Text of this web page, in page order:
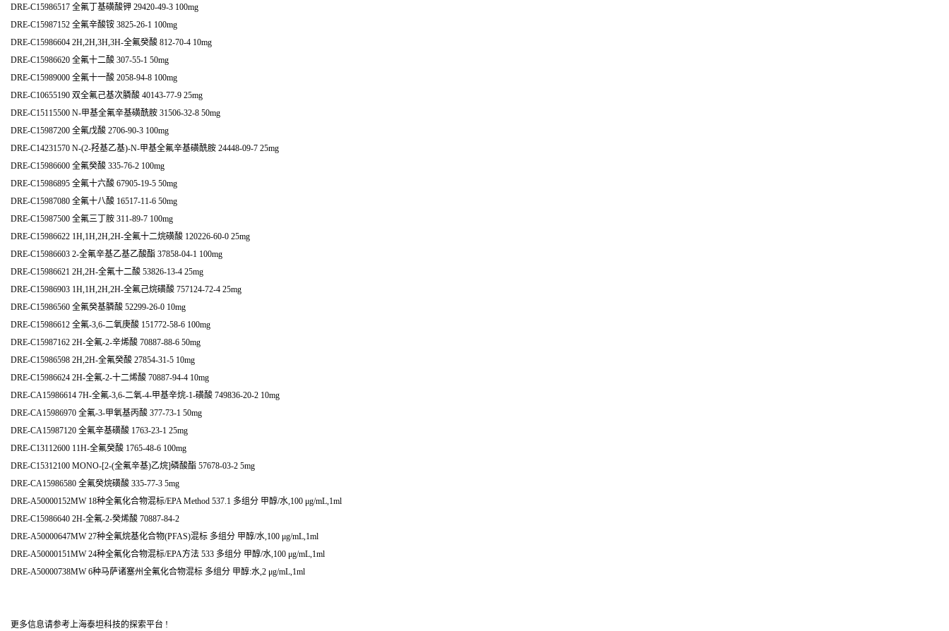
DRE-C15986517 全氟丁基磺酸钾 29420-49-3 100mg
DRE-C15987152 全氟辛酸铵 3825-26-1 100mg
DRE-C15986604 2H,2H,3H,3H-全氟癸酸 812-70-4 10mg
DRE-C15986620 全氟十二酸 307-55-1 50mg
DRE-C15989000 全氟十一酸 2058-94-8 100mg
DRE-C10655190 双全氟己基次膦酸 40143-77-9 25mg
DRE-C15115500 N-甲基全氟辛基磺酰胺 31506-32-8 50mg
DRE-C15987200 全氟戊酸 2706-90-3 100mg
DRE-C14231570 N-(2-羟基乙基)-N-甲基全氟辛基磺酰胺 24448-09-7 25mg
DRE-C15986600 全氟癸酸 335-76-2 100mg
DRE-C15986895 全氟十六酸 67905-19-5 50mg
DRE-C15987080 全氟十八酸 16517-11-6 50mg
DRE-C15987500 全氟三丁胺 311-89-7 100mg
DRE-C15986622 1H,1H,2H,2H-全氟十二烷磺酸 120226-60-0 25mg
DRE-C15986603 2-全氟辛基乙基乙酸酯 37858-04-1 100mg
DRE-C15986621 2H,2H-全氟十二酸 53826-13-4 25mg
DRE-C15986903 1H,1H,2H,2H-全氟己烷磺酸 757124-72-4 25mg
DRE-C15986560 全氟癸基膦酸 52299-26-0 10mg
DRE-C15986612 全氟-3,6-二氧庚酸 151772-58-6 100mg
DRE-C15987162 2H-全氟-2-辛烯酸 70887-88-6 50mg
DRE-C15986598 2H,2H-全氟癸酸 27854-31-5 10mg
DRE-C15986624 2H-全氟-2-十二烯酸 70887-94-4 10mg
DRE-CA15986614 7H-全氟-3,6-二氧-4-甲基辛烷-1-磺酸 749836-20-2 10mg
DRE-CA15986970 全氟-3-甲氧基丙酸 377-73-1 50mg
DRE-CA15987120 全氟辛基磺酸 1763-23-1 25mg
DRE-C13112600 11H-全氟癸酸 1765-48-6 100mg
DRE-C15312100 MONO-[2-(全氟辛基)乙烷]磷酸酯 57678-03-2 5mg
DRE-CA15986580 全氟癸烷磺酸 335-77-3 5mg
DRE-A50000152MW 18种全氟化合物混标/EPA Method 537.1 多组分 甲醇/水,100 μg/mL,1ml
DRE-C15986640 2H-全氟-2-癸烯酸 70887-84-2
DRE-A50000647MW 27种全氟烷基化合物(PFAS)混标 多组分 甲醇/水,100 μg/mL,1ml
DRE-A50000151MW 24种全氟化合物混标/EPA方法 533 多组分 甲醇/水,100 μg/mL,1ml
DRE-A50000738MW 6种马萨诸塞州全氟化合物混标 多组分 甲醇:水,2 μg/mL,1ml
更多信息请参考上海泰坦科技的探索平台 !